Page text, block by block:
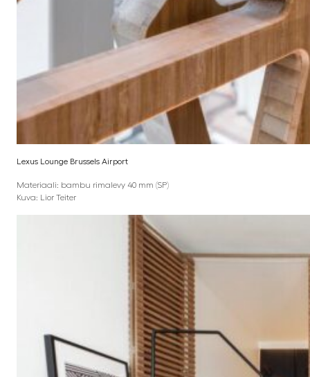
Lexus Lounge Brussels Airport
Materiaali: bambu rimalevy 40 mm (SP)
Kuva: Lior Teiter